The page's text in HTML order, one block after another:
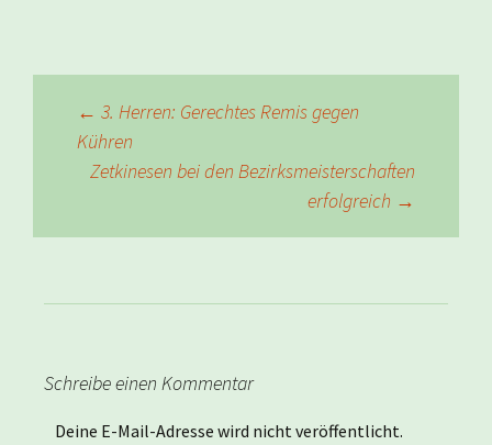
Beitragsnavigation
← 3. Herren: Gerechtes Remis gegen
Kühren
Zetkinesen bei den Bezirksmeisterschaften
erfolgreich →
Schreibe einen Kommentar
Deine E-Mail-Adresse wird nicht veröffentlicht.